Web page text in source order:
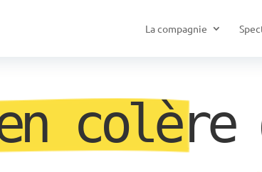
La compagnie
colère